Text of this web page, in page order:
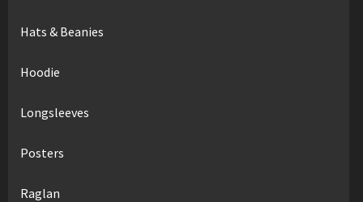
Hats & Beanies
Hoodie
Longsleeves
Posters
Raglan